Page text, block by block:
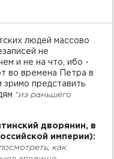
людей массово
не
и не на что, ибо -
во времена Петра в
представить
"из раньшего
дворянин, в
империи):
как